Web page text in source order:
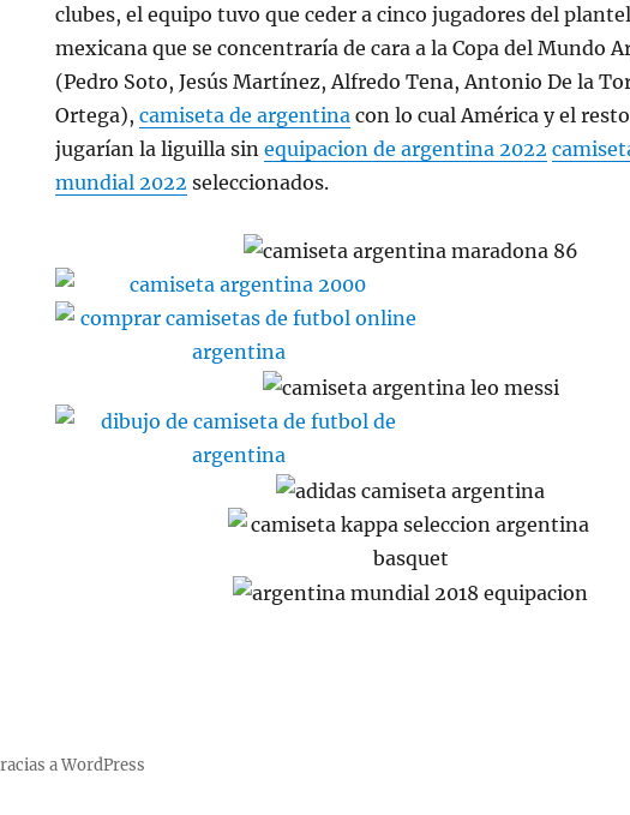
clubes, el equipo tuvo que ceder a cinco jugadores del
mexicana que se concentraría de cara a la Copa del Mundo
(Pedro Soto, Jesús Martínez, Alfredo Tena, Antonio De la
Ortega),camiseta de argentina con lo cual América y el
jugarían la liguilla sinequipacion de argentina 2022
mundial 2022 seleccionados.
a WordPress